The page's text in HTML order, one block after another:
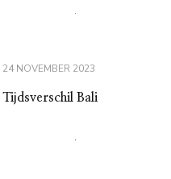
24 NOVEMBER 2023
Tijdsverschil Bali